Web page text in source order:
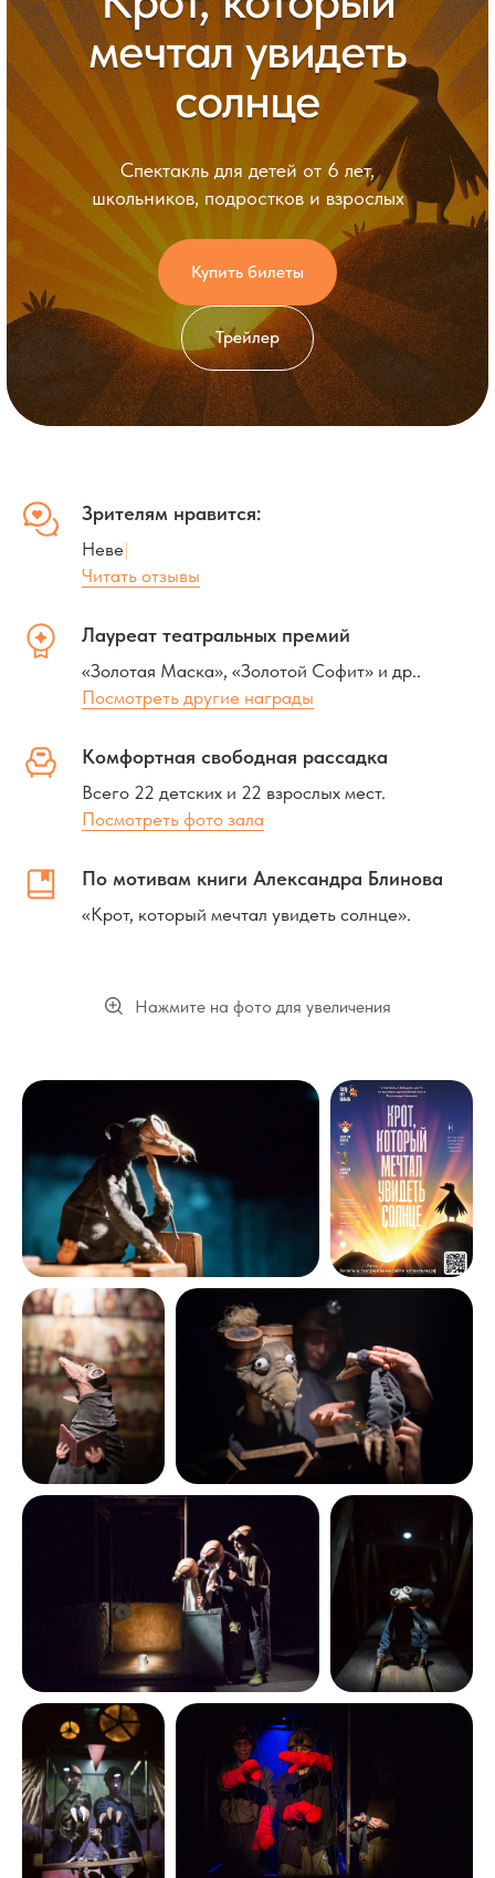
мечтал увидеть
солнце
Спектакль для детей от 6 лет,
школьников, подростков и взрослых
Купить билеты
Трейлер
Зрителям нравится:
Песня «Рой-к
Читать отзывы
Лауреат театральных премий
«Золотая Маска», «Золотой Софит» и др..
Посмотреть другие награды
Комфортная свободная рассадка
Всего 22 детских и 22 взрослых мест.
Посмотреть фото зала
По мотивам книги Александра Блинова
«Крот, который мечтал увидеть солнце».
Нажмите на фото для увеличения